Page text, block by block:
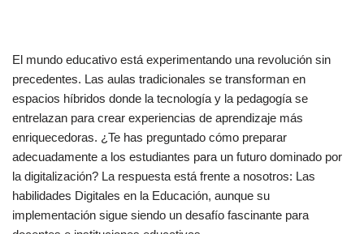
El mundo educativo está experimentando una revolución sin
precedentes. Las aulas tradicionales se transforman en
espacios híbridos donde la tecnología y la pedagogía se
entrelazan para crear experiencias de aprendizaje más
enriquecedoras. ¿Te has preguntado cómo preparar
adecuadamente a los estudiantes para un futuro dominado por
la digitalización? La respuesta está frente a nosotros: Las
habilidades Digitales en la Educación, aunque su
implementación sigue siendo un desafío fascinante para